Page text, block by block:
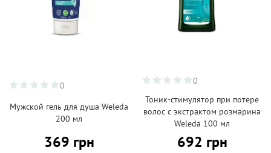
0
Мужской гель для душа Weleda
200 мл
369 грн
0
Тоник-стимулятор при потере
волос с экстрактом розмарина
Weleda 100 мл
692 грн